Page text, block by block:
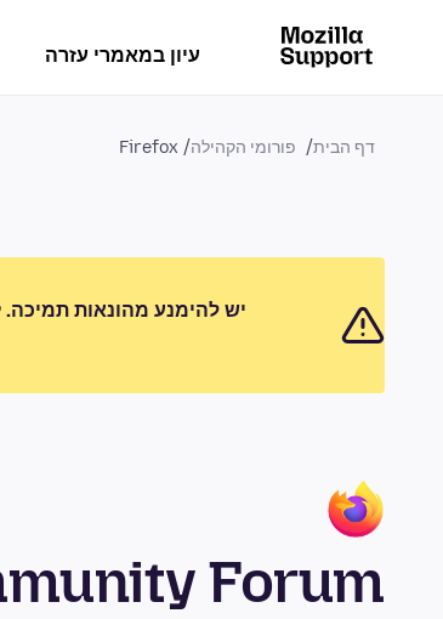
עיון במאמרי עזרה
דף הבית פורומי הקהילה Firefox
יש להימנע מהונאות תמיכה.
Forum